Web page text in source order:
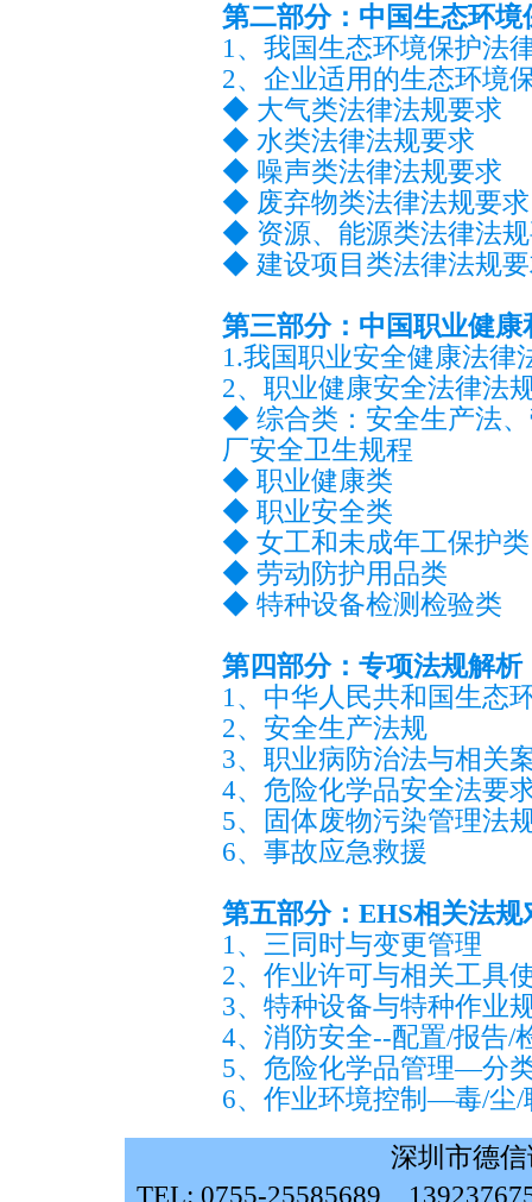
第二部分：中国生态环境
1、我国生态环境保护法
2、企业适用的生态环境
◆ 大气类法律法规要求
◆ 水类法律法规要求
◆ 噪声类法律法规要求
◆ 废弃物类法律法规要求
◆ 资源、能源类法律法
◆ 建设项目类法律法规
第三部分：中国职业健
1.我国职业安全健康法律
2、职业健康安全法律法
◆ 综合类：安全生产法
厂安全卫生规程
◆ 职业健康类
◆ 职业安全类
◆ 女工和未成年工保护类
◆ 劳动防护用品类
◆ 特种设备检测检验类
第四部分：专项法规解析
1、中华人民共和国生态
2、安全生产法规
3、职业病防治法与相关
4、危险化学品安全法要
5、固体废物污染管理法
6、事故应急救援
第五部分：EHS相关法
1、三同时与变更管理
2、作业许可与相关工具
3、特种设备与特种作业
4、消防安全--配置/报告/
5、危险化学品管理—分
6、作业环境控制—毒/尘/
深圳市德
TEL: 0755-25585689、